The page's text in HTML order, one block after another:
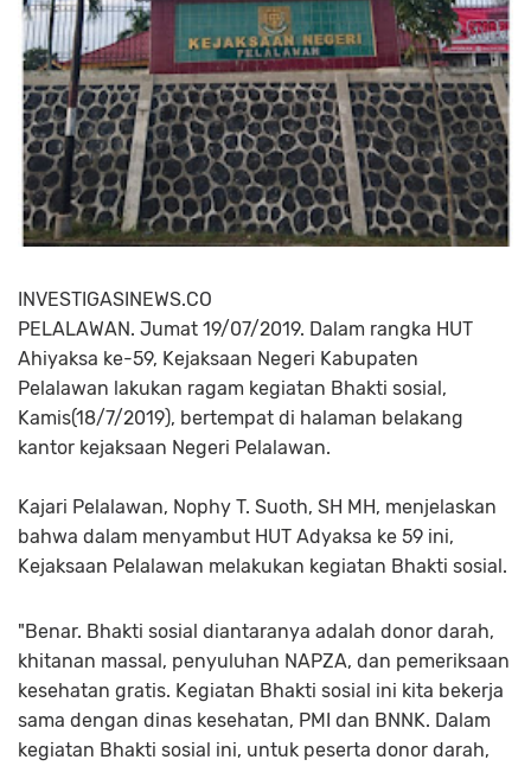
INVESTIGASINEWS.CO
PELALAWAN. Jumat 19/07/2019. Dalam rangka HUT
Ahiyaksa ke-59, Kejaksaan Negeri Kabupaten
Pelalawan lakukan ragam kegiatan Bhakti sosial,
Kamis(18/7/2019), bertempat di halaman belakang
kantor kejaksaan Negeri Pelalawan.
Kajari Pelalawan, Nophy T. Suoth, SH MH, menjelaskan
bahwa dalam menyambut HUT Adyaksa ke 59 ini,
Kejaksaan Pelalawan melakukan kegiatan Bhakti sosial.
"Benar. Bhakti sosial diantaranya adalah donor darah,
khitanan massal, penyuluhan NAPZA, dan pemeriksaan
kesehatan gratis. Kegiatan Bhakti sosial ini kita bekerja
sama dengan dinas kesehatan, PMI dan BNNK. Dalam
kegiatan Bhakti sosial ini, untuk peserta donor darah,